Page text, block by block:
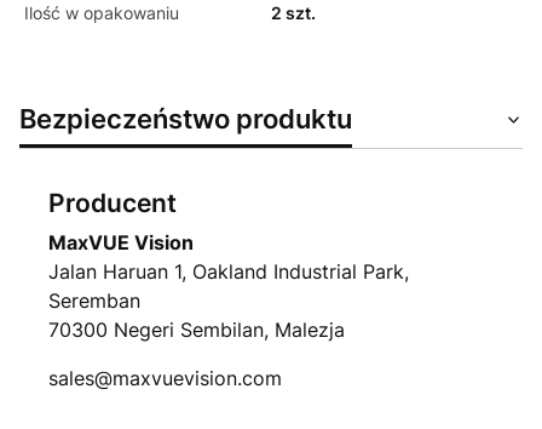
Ilość w opakowaniu 2 szt.
Bezpieczeństwo produktu
Producent
MaxVUE Vision
Jalan Haruan 1, Oakland Industrial Park,
Seremban
70300 Negeri Sembilan, Malezja
sales@maxvuevision.com